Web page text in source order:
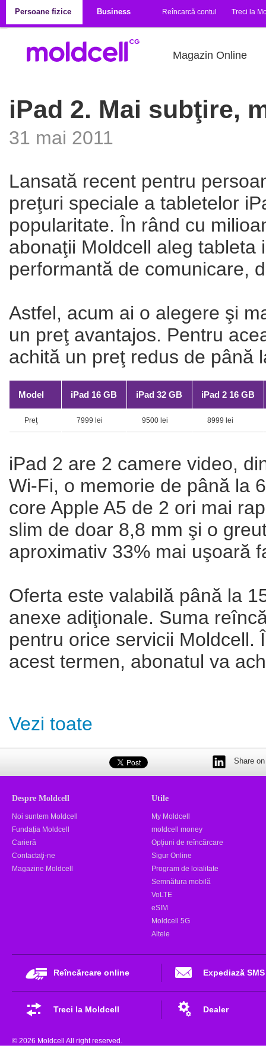
Persoane fizice
Business Reîncarcă contul Treci la
Magazin Online
iPad 2. Mai subţire,
31 mai 2011
Lansată recent pentru
preţuri speciale a tabletelor
popularitate. În rând cu
abonaţii Moldcell aleg tableta
performantă de comunicare,
Astfel, acum ai o alegere şi
un preţ avantajos. Pentru
achită un preţ redus de până
Model iPad 16 GB iPad 32 GB iPad 2 16 GB
Preţ 7999 lei 9500 lei 8999 lei
iPad 2 are 2 camere video,
Wi-Fi, o memorie de până la
core Apple A5 de 2 ori mai
slim de doar 8,8 mm şi o
aproximativ 33% mai uşoară
Oferta este valabilă până la
anexe adiţionale. Suma
pentru orice servicii Moldcell.
acest termen, abonatul va
Vezi toate
Share
Despre Moldcell
Noi suntem Moldcell
Fundația Moldcell
Carieră
Contactaţi-ne
Magazine Moldcell
Utile
My Moldcell
moldcell money
Opțiuni de reîncărcare
Sigur Online
Program de loialitate
Semnătura mobilă
VoLTE
eSIM
Moldcell 5G
Altele
Reîncărcare online Expediază SMS
Treci la Moldcell Dealer
© 2026 Moldcell All right reserved.